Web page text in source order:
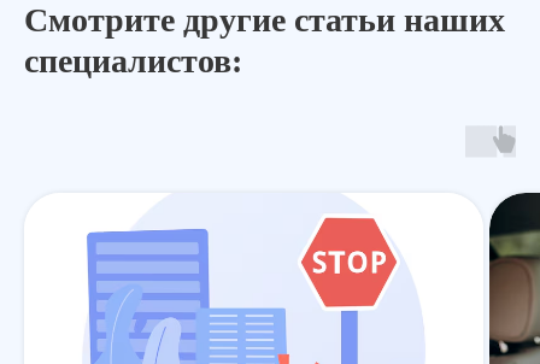
Услуги О нас Контакты
Смотрите другие статьи наших
специалистов: